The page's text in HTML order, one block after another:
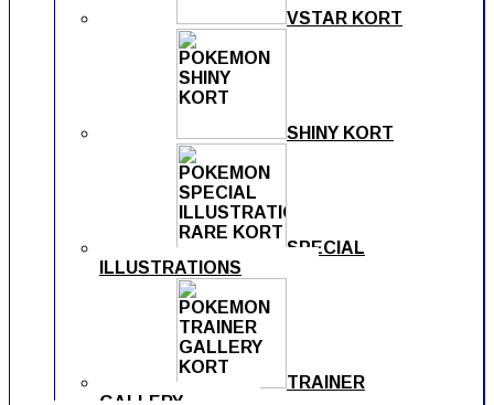
VSTAR KORT
SHINY KORT
SPECIAL
ILLUSTRATIONS
TRAINER